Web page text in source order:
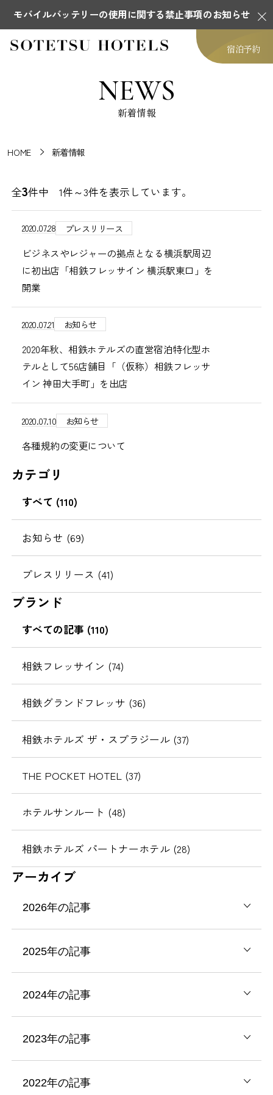
モバイルバッテリーの使用に関する禁止事項のお知らせ
宿泊予約
NEWS
新着情報
HOME 新着情報
全3件中 1件～3件を表示しています。
2020.07.28 プレスリリース
ビジネスやレジャーの拠点となる横浜駅周辺
に初出店「相鉄フレッサイン 横浜駅東口」を
開業
2020.07.21 お知らせ
2020年秋、相鉄ホテルズの直営宿泊特化型ホ
テルとして56店舗目「（仮称）相鉄フレッサ
イン 神田大手町」を出店
2020.07.10 お知らせ
各種規約の変更について
カテゴリ
すべて (110)
お知らせ (69)
プレスリリース (41)
ブランド
すべての記事 (110)
相鉄フレッサイン (74)
相鉄グランドフレッサ (36)
相鉄ホテルズ ザ・スプラジール (37)
THE POCKET HOTEL (37)
ホテルサンルート (48)
相鉄ホテルズ パートナーホテル (28)
アーカイブ
2026年の記事
2025年の記事
2024年の記事
2023年の記事
2022年の記事